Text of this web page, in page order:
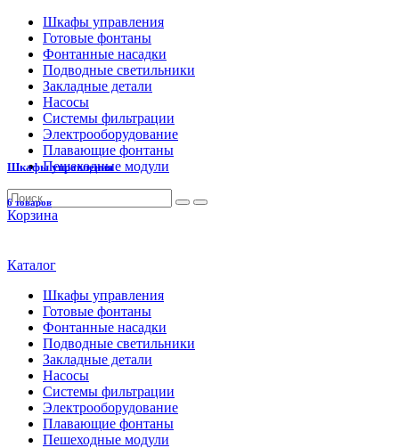
Шкафы управления
Готовые фонтаны
Фонтанные насадки
Подводные светильники
Закладные детали
Насосы
Системы фильтрации
Электрооборудование
Плавающие фонтаны
Пешеходные модули
Корзина
Каталог
Шкафы управления
Готовые фонтаны
Фонтанные насадки
Подводные светильники
Закладные детали
Насосы
Системы фильтрации
Электрооборудование
Плавающие фонтаны
Пешеходные модули
Шкафы управления
6 товаров